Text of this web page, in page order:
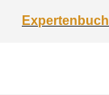
Expertenbuch